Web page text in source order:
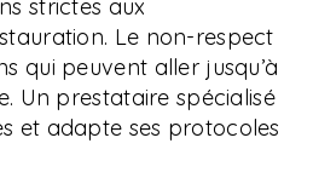
strictes aux
Le non-respect
qui peuvent aller jusqu’à
Un prestataire spécialisé
et adapte ses protocoles